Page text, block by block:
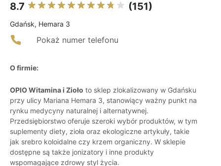
8.7 (151)
Gdańsk, Hemara 3
Pokaż numer telefonu
O firmie:
OPIO Witamina i Zioło to sklep zlokalizowany w Gdańsku
przy ulicy Mariana Hemara 3, stanowiący ważny punkt na
rynku medycyny naturalnej i alternatywnej.
Przedsiębiorstwo oferuje szeroki wybór produktów, w tym
suplementy diety, zioła oraz ekologiczne artykuły, takie
jak srebro koloidalne czy krzem organiczny. W sklepie
dostępne są także jonizatory i inne produkty
wspomagające zdrowy styl życia.